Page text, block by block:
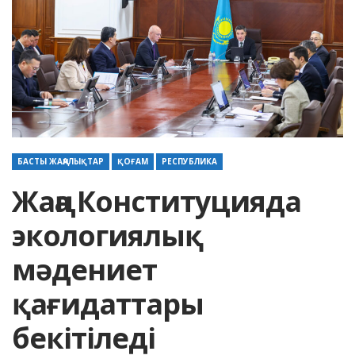
БАСТЫ ЖАҢАЛЫҚТАР ҚОҒАМ РЕСПУБЛИКА
Жаңа Конституцияда
экологиялық
мәдениет
қағидаттары
бекітіледі